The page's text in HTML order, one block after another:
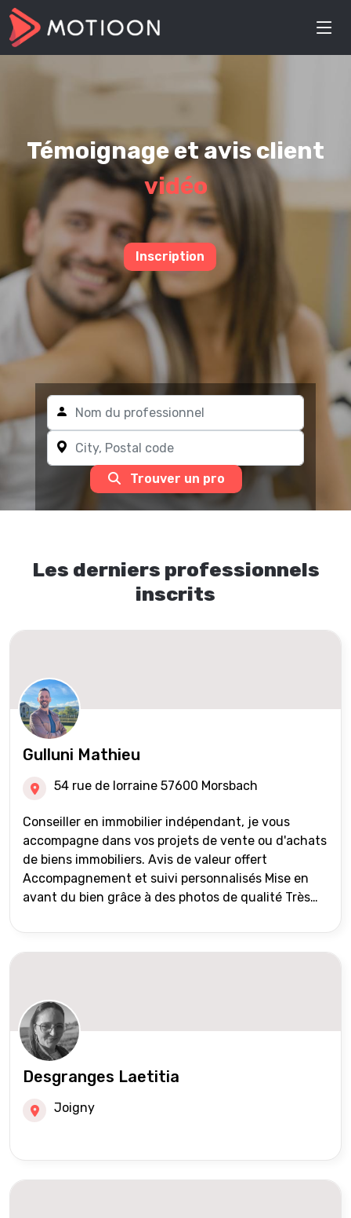
Témoignage et avis client
vidéo
Inscription
Trouver un pro
Les derniers professionnels
inscrits
Gulluni Mathieu
54 rue de lorraine 57600 Morsbach
Conseiller en immobilier indépendant, je vous
accompagne dans vos projets de vente ou d'achats
de biens immobiliers. Avis de valeur offert
Accompagnement et suivi personnalisés Mise en
avant du bien grâce à des photos de qualité Très
international) Validation du financement des
acquéreurs auprès de partenaires financiers
réseau Iad France et Iad Deutschland Inter agence
Desgranges Laetitia
Joigny